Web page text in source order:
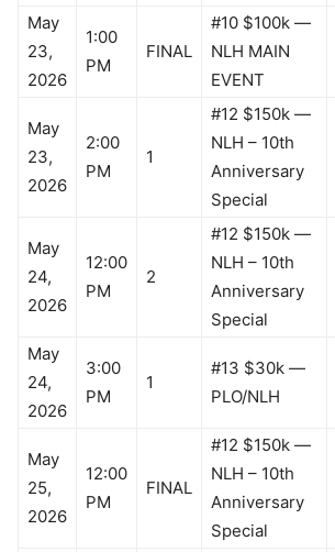
May
23,
2026
1:00
PM
FINAL
#10 $100k —
NLH MAIN
EVENT
May
23,
2026
2:00
PM
1
#12 $150k —
NLH – 10th
Anniversary
Special
May
24,
2026
12:00
PM
2
#12 $150k —
NLH – 10th
Anniversary
Special
May
24,
2026
3:00
PM
1
#13 $30k —
PLO/NLH
May
25,
2026
12:00
PM
FINAL
#12 $150k —
NLH – 10th
Anniversary
Special